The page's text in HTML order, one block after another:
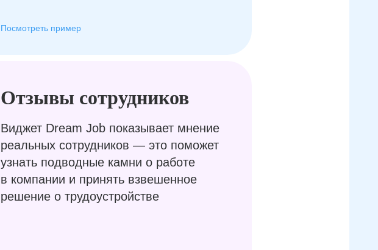
Отзывы сотрудников
Виджет Dream Job показывает мнение
реальных сотрудников — это поможет
узнать подводные камни о работе
в компании и принять взвешенное
решение о трудоустройстве
Посмотреть пример